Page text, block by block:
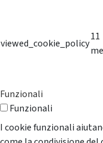
viewed_cookie_policy
11
Funzionali
Funzionali
I cookie funzionali